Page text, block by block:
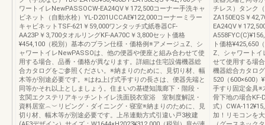
ワートイレNewPASSOCW-EA24QV￥172,500コーナー手洗キャ
ビネット（自動水栓）YL-D201UCCAE¥122,000コーナーミラー
キャビネットTSF-621￥59,000ワンタッチ式紙巻器CF-
AA23P￥3,700タオルリングKF-AA70C￥3,800セット価格
¥454,100（税別）基本のプラン仕様・価格例※アメージュZ、シ
ャワートイレNewPASSOは、他の便器や便座と組み合わせて使
用する場合、品番・価格が異なります。詳細は住宅設備機器総
合カタログをご参照ください。※納まりのために、見切り材、幅
木等が別途必要です。※はね上げ式手すりの長さは、便器先端と
同等かそれ以上としましょう。住まいの基礎知識廊下・階段・
玄関エクステリアキッチントイレ洗面脱衣室浴 室制度解説・
資料居室︵︶リビング・ダイニング・寝室※納まりのために、見
切り材、幅木等が別途必要です。上吊連動方式引違い戸3枚建
チレス）タンク
ZA150EQS￥
EA24QV￥
ト価格¥425,650
Z、シャワート
せて使用する場
機器総合カタロ
520（600×600）
手すり固定金具
骨下地の場合KF-
式）CWA-
加！リモコンを